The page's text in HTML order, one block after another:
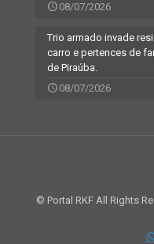
08/07/2026
Trio armado invade
carro e pertences de
de Piraúba.
08/07/2026
© Portal RKF All Rights